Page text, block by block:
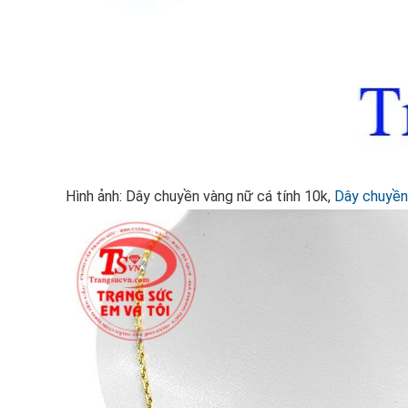
Hình ảnh: Dây chuyền vàng nữ cá tính 10k, Dây